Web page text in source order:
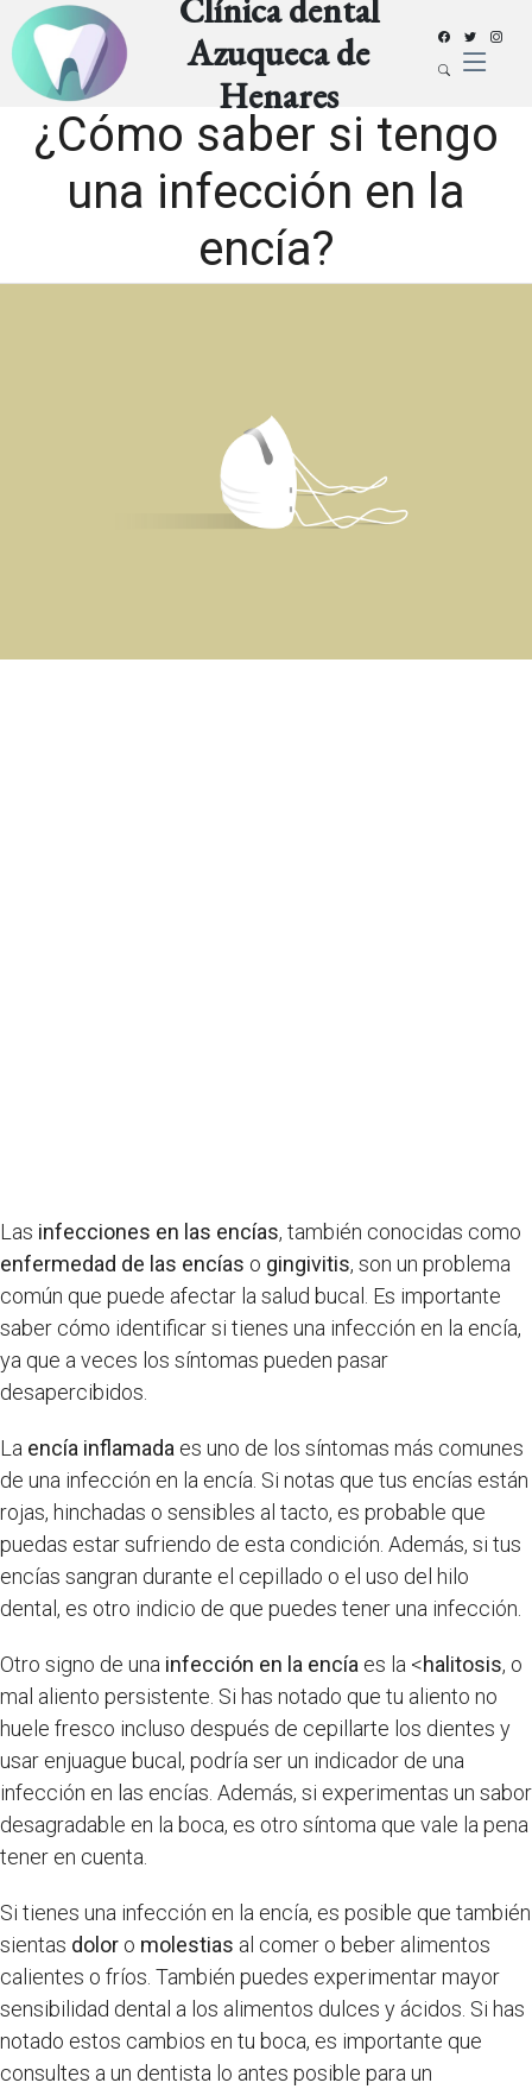
Clínica dental
Azuqueca de
Henares
¿Cómo saber si tengo
una infección en la
encía?
Las infecciones en las encías, también conocidas como
enfermedad de las encías o gingivitis, son un problema
común que puede afectar la salud bucal. Es importante
saber cómo identificar si tienes una infección en la encía,
ya que a veces los síntomas pueden pasar
desapercibidos.
La encía inflamada es uno de los síntomas más comunes
de una infección en la encía. Si notas que tus encías están
rojas, hinchadas o sensibles al tacto, es probable que
puedas estar sufriendo de esta condición. Además, si tus
encías sangran durante el cepillado o el uso del hilo
dental, es otro indicio de que puedes tener una infección.
Otro signo de una infección en la encía es la <halitosis, o
mal aliento persistente. Si has notado que tu aliento no
huele fresco incluso después de cepillarte los dientes y
usar enjuague bucal, podría ser un indicador de una
infección en las encías. Además, si experimentas un sabor
desagradable en la boca, es otro síntoma que vale la pena
tener en cuenta.
Si tienes una infección en la encía, es posible que también
sientas dolor o molestias al comer o beber alimentos
calientes o fríos. También puedes experimentar mayor
sensibilidad dental a los alimentos dulces y ácidos. Si has
notado estos cambios en tu boca, es importante que
consultes a un dentista lo antes posible para un